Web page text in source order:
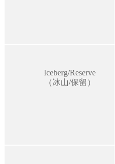
Iceberg/Reserve
（冰山/保留）